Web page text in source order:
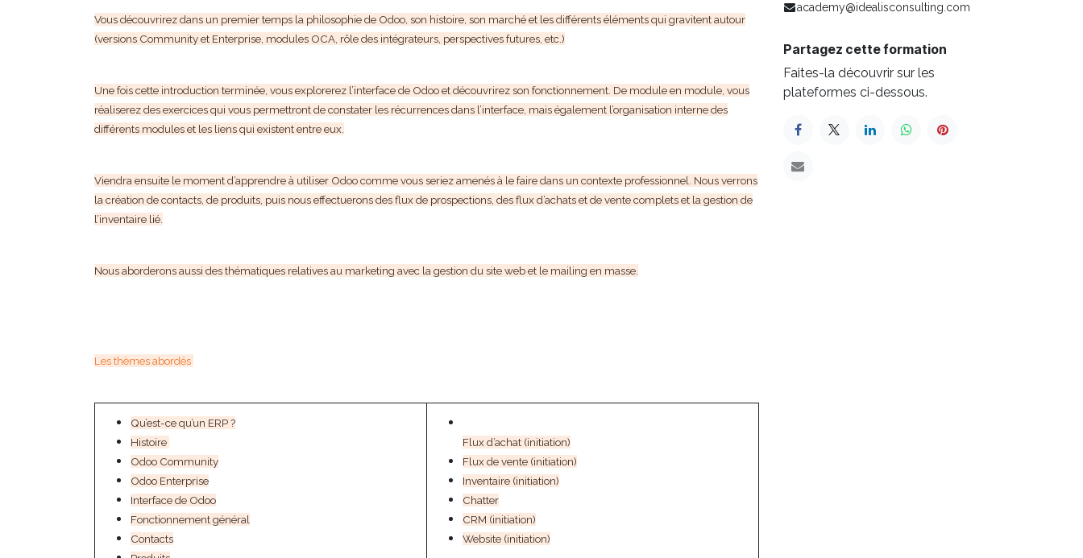
Vous découvrirez dans un premier temps la philosophie de Odoo, son histoire, son marché et les différents éléments qui gravitent autour
(versions Community et Enterprise, modules OCA, rôle des intégrateurs, perspectives futures, etc.)
Une fois cette introduction terminée, vous explorerez l’interface de Odoo et découvrirez son fonctionnement. De module en module, vous
réaliserez des exercices qui vous permettront de constater les récurrences dans l’interface, mais également l’organisation interne des
différents modules et les liens qui existent entre eux.
Viendra ensuite le moment d’apprendre à utiliser Odoo comme vous seriez amenés à le faire dans un contexte professionnel. Nous verrons
la création de contacts, de produits, puis nous effectuerons des flux de prospections, des flux d’achats et de vente complets et la gestion de
l’inventaire lié.
Nous aborderons aussi des thématiques relatives au marketing avec la gestion du site web et le mailing en masse.
Les thèmes abordés
Qu’est-ce qu’un ERP ?
Histoire
Odoo Community
Odoo Enterprise
Interface de Odoo
Fonctionnement général
Contacts
Flux d’achat (initiation)
Flux de vente (initiation)
Inventaire (initiation)
Chatter
CRM (initiation)
Website (initiation)
academy@idealisconsulting.com
Partagez cette formation
Faites-la découvrir sur les
plateformes ci-dessous.